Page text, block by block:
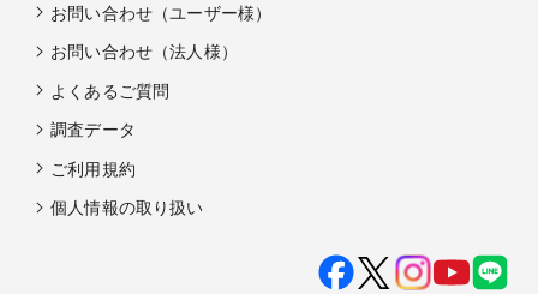
お問い合わせ（ユーザー様）
お問い合わせ（法人様）
よくあるご質問
調査データ
ご利用規約
個人情報の取り扱い